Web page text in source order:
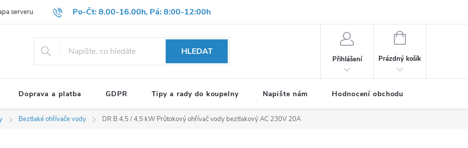
Po-Čt: 8.00-16.00h, Pá: 8:00-12:00h
serveru Hodnocení obchodu Reklamační formulář OBCHODNÍ PODMÍNKY
HLEDAT
Přihlášení
NÁKUPNÍ
Prázdný košík
Doprava a platba GDPR Tipy a rady do koupelny Napište nám Hodnocení obchodu
Beztlaké ohřívače vody DR B 4,5 / 4,5 kW Průtokový ohřívač vody beztlakovýAC 230V 20A